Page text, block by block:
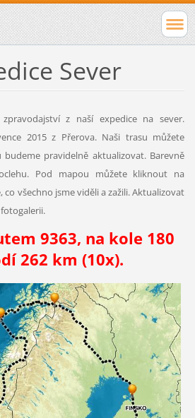
Sever
z naší expedice na sever.
2015 z Přerova. Naši trasu můžete
pravidelně aktualizovat. Barevně
Pod mapou můžete kliknout na
všechno jsme viděli a zažili. Aktualizovat
9363, na kole 180
262 km (10x).